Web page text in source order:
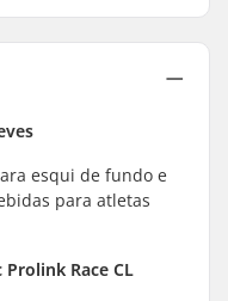
esqui de fundo e
para atletas
Race CL